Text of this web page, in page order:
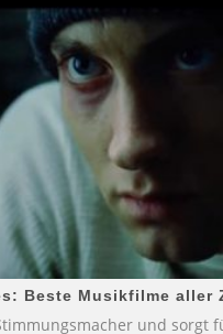
Beste Musikfilme aller
und sorgt